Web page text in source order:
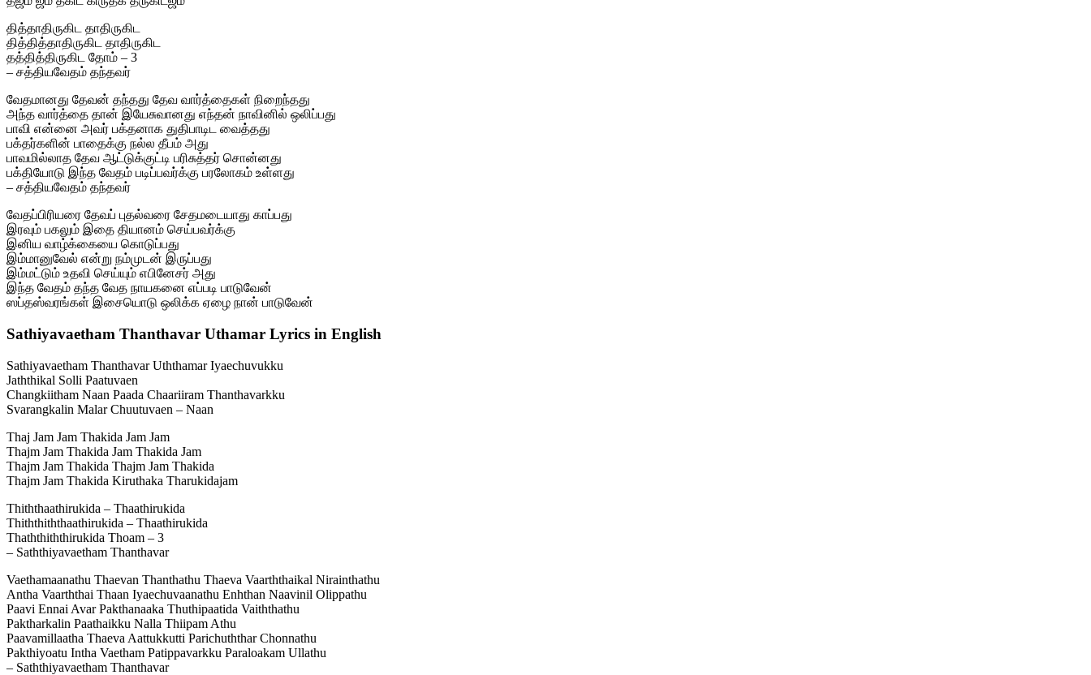
தித்தாதிருகிட தாதிருகிட
தித்தித்தாதிருகிட தாதிருகிட
தத்தித்திருகிட தோம் – 3
– சத்தியவேதம் தந்தவர்
வேதமானது தேவன் தந்தது தேவ வார்த்தைகள் நிறைந்தது
அந்த வார்த்தை தான் இயேசுவானது எந்தன் நாவினில் ஒலிப்பது
பாவி என்னை அவர் பக்தனாக துதிபாடிட வைத்தது
பக்தர்களின் பாதைக்கு நல்ல தீபம் அது
பாவமில்லாத தேவ ஆட்டுக்குட்டி பரிசுத்தர் சொன்னது
பக்தியோடு இந்த வேதம் படிப்பவர்க்கு பரலோகம் உள்ளது
– சத்தியவேதம் தந்தவர்
வேதப்பிரியரை தேவப் புதல்வரை சேதமடையாது காப்பது
இரவும் பகலும் இதை தியானம் செய்பவர்க்கு
இனிய வாழ்க்கையை கொடுப்பது
இம்மானுவேல் என்று நம்முடன் இருப்பது
இம்மட்டும் உதவி செய்யும் எபினேசர் அது
இந்த வேதம் தந்த வேத நாயகனை எப்படி பாடுவேன்
ஸப்தஸ்வரங்கள் இசையொடு ஒலிக்க ஏழை நான் பாடுவேன்
Sathiyavaetham Thanthavar Uthamar Lyrics in English
Sathiyavaetham Thanthavar Uththamar Iyaechuvukku
Jaththikal Solli Paatuvaen
Changkiitham Naan Paada Chaariiram Thanthavarkku
Svarangkalin Malar Chuutuvaen – Naan
Thaj Jam Jam Thakida Jam Jam
Thajm Jam Thakida Jam Thakida Jam
Thajm Jam Thakida Thajm Jam Thakida
Thajm Jam Thakida Kiruthaka Tharukidajam
Thiththaathirukida – Thaathirukida
Thiththiththaathirukida – Thaathirukida
Thaththiththirukida Thoam – 3
– Saththiyavaetham Thanthavar
Vaethamaanathu Thaevan Thanthathu Thaeva Vaarththaikal Nirainthathu
Antha Vaarththai Thaan Iyaechuvaanathu Enhthan Naavinil Olippathu
Paavi Ennai Avar Pakthanaaka Thuthipaatida Vaiththathu
Paktharkalin Paathaikku Nalla Thiipam Athu
Paavamillaatha Thaeva Aattukkutti Parichuththar Chonnathu
Pakthiyoatu Intha Vaetham Patippavarkku Paraloakam Ullathu
– Saththiyavaetham Thanthavar